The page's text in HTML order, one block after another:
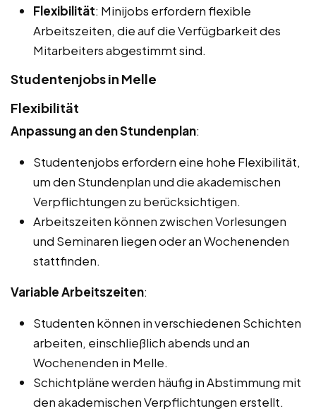
Flexibilität: Minijobs erfordern flexible
Arbeitszeiten, die auf die Verfügbarkeit des
Mitarbeiters abgestimmt sind.
Studentenjobs in Melle
Flexibilität
Anpassung an den Stundenplan:
Studentenjobs erfordern eine hohe Flexibilität,
um den Stundenplan und die akademischen
Verpflichtungen zu berücksichtigen.
Arbeitszeiten können zwischen Vorlesungen
und Seminaren liegen oder an Wochenenden
stattfinden.
Variable Arbeitszeiten:
Studenten können in verschiedenen Schichten
arbeiten, einschließlich abends und an
Wochenenden in Melle.
Schichtpläne werden häufig in Abstimmung mit
den akademischen Verpflichtungen erstellt.